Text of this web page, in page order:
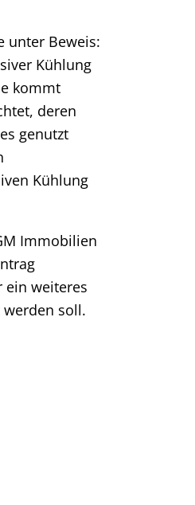
unter Beweis:
Kühlung
kommt
deren
genutzt
Kühlung
Immobilien
ein weiteres
soll.